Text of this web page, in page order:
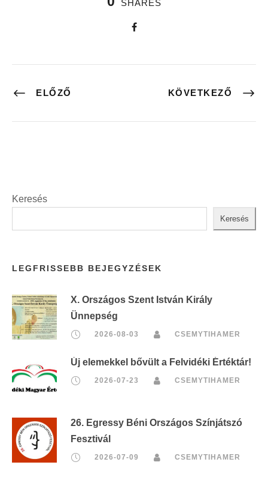
SHARES
ELŐZŐ KÖVETKEZŐ
Keresés
Keresés
LEGFRISSEBB BEJEGYZÉSEK
X. Országos Szent István Király
Ünnepség
2026-08-03 CSEMYTIHAMER
Új elemekkel bővült a Felvidéki Értéktár!
2026-07-23 CSEMYTIHAMER
26. Egressy Béni Országos Színjátszó
Fesztivál
2026-07-09 CSEMYTIHAMER